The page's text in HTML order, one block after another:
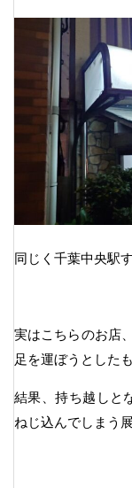
同じく千葉中央駅
実はこちらのお店
足を運ぼうとした
結果、持ち越しと
ねじ込んでしまう